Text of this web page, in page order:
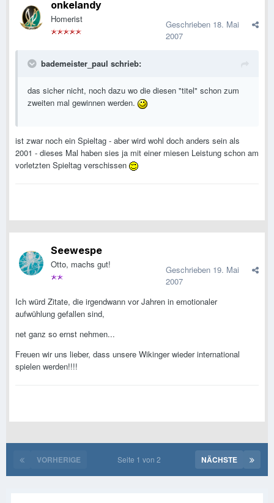
onkelandy
Homerist Geschrieben 18. Mai
2007
bademeister_paul schrieb:
das sicher nicht, noch dazu wo die diesen "titel" schon zum
zweiten mal gewinnen werden.
ist zwar noch ein Spieltag - aber wird wohl doch anders sein als
2001 - dieses Mal haben sies ja mit einer miesen Leistung schon am
vorletzten Spieltag verschissen
Seewespe
Otto, machs gut! Geschrieben 19. Mai
2007
Ich würd Zitate, die irgendwann vor Jahren in emotionaler
aufwühlung gefallen sind,
net ganz so ernst nehmen...
Freuen wir uns lieber, dass unsere Wikinger wieder international
spielen werden!!!!
VORHERIGE NÄCHSTE
Seite 1 von 2